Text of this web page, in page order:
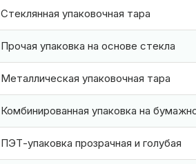
Стеклянная упаковочная тара
Прочая упаковка на основе стекла
Металлическая упаковочная тара
Комбинированная упаковка на
ПЭТ-упаковка прозрачная и голубая